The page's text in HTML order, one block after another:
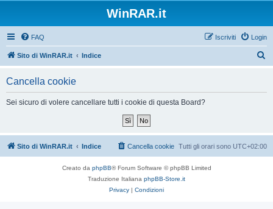
WinRAR.it
FAQ Login
Iscriviti
Sito di WinRAR.it Indice
Cancella cookie
Sei sicuro di volere cancellare tutti i cookie di questa Board?
Sito di WinRAR.it Indice Tutti gli orari sono UTC+02:00
Cancella cookie
Creato da phpBB® Forum Software © phpBB Limited
Traduzione Italiana phpBB-Store.it
Privacy | Condizioni